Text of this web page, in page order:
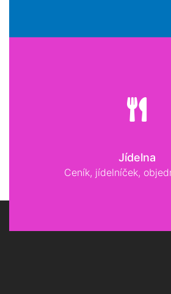
Jídelna
Ceník, jídelníček,